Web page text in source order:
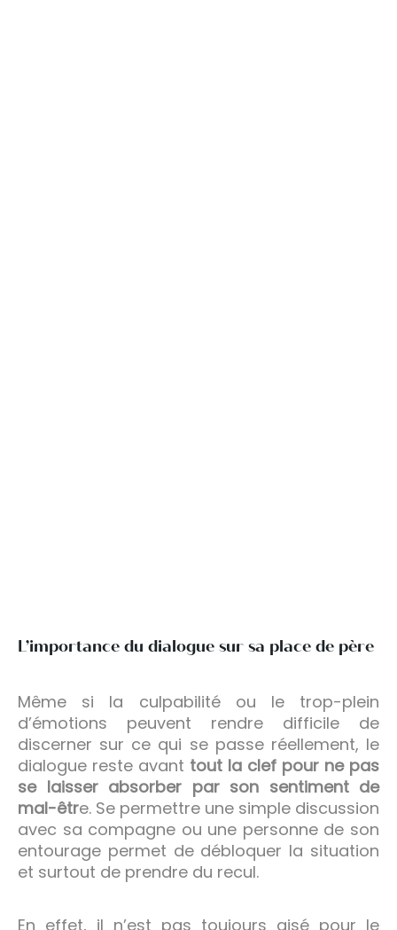
L’importance du dialogue sur sa place de père
Même si la culpabilité ou le trop-plein
d’émotions peuvent rendre difficile de
discerner sur ce qui se passe réellement, le
dialogue reste avant tout la clef pour ne pas
se laisser absorber par son sentiment de
mal-être. Se permettre une simple discussion
avec sa compagne ou une personne de son
entourage permet de débloquer la situation
et surtout de prendre du recul.
En effet, il n’est pas toujours aisé pour le